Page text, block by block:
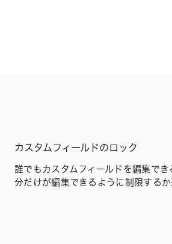
カスタムフィールドのロック
誰でもカスタムフィールドを編集でき
分だけが編集できるように制限するか